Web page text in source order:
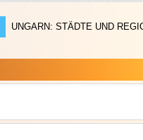
UNGARN: STÄDTE UND